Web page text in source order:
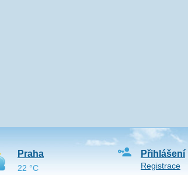
Přihlášení
Registrace
Praha
22 °C